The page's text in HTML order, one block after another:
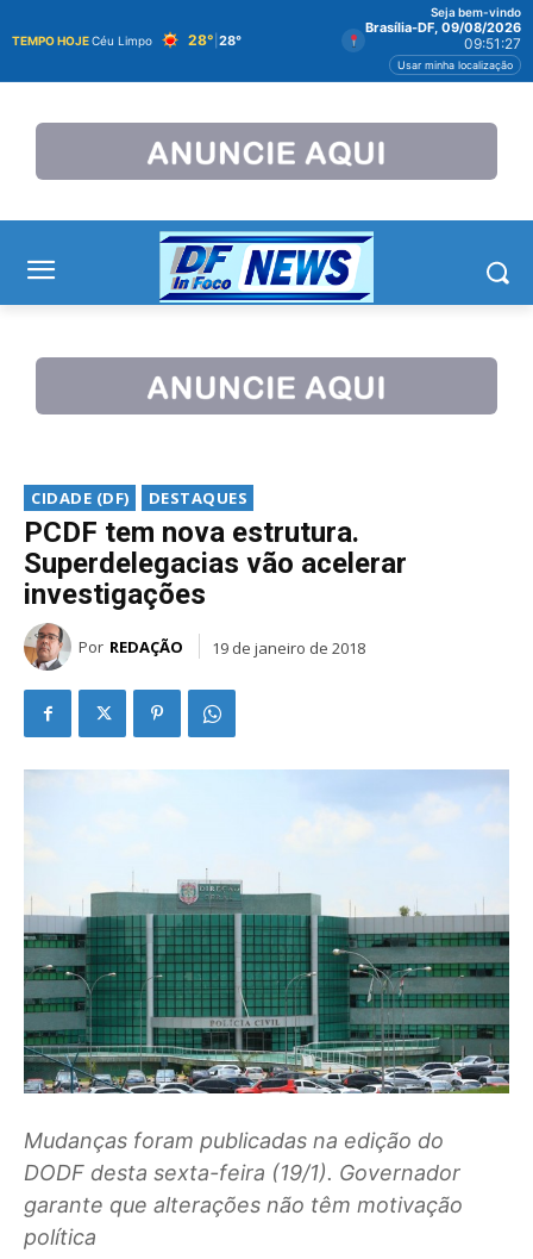
TEMPO HOJECéu Limpo 28° 28°
Seja bem-vindo
Brasília-DF, 09/08/2026
09:51:28
Usar minha localização
CIDADE (DF) DESTAQUES
PCDF tem nova estrutura.
Superdelegacias vão acelerar
investigações
Por REDAÇÃO 19 de janeiro de 2018
Mudanças foram publicadas na edição do
DODF desta sexta-feira (19/1). Governador
garante que alterações não têm motivação
política